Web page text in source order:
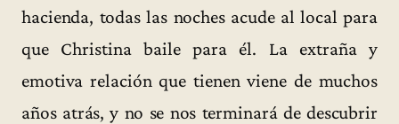
hacienda, todas las noches acude al local para
que Christina baile para él. La extraña y
emotiva relación que tienen viene de muchos
años atrás, y no se nos terminará de descubrir